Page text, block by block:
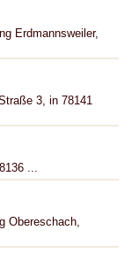
Erdmannsweiler,
3, in 78141
...
Obereschach,